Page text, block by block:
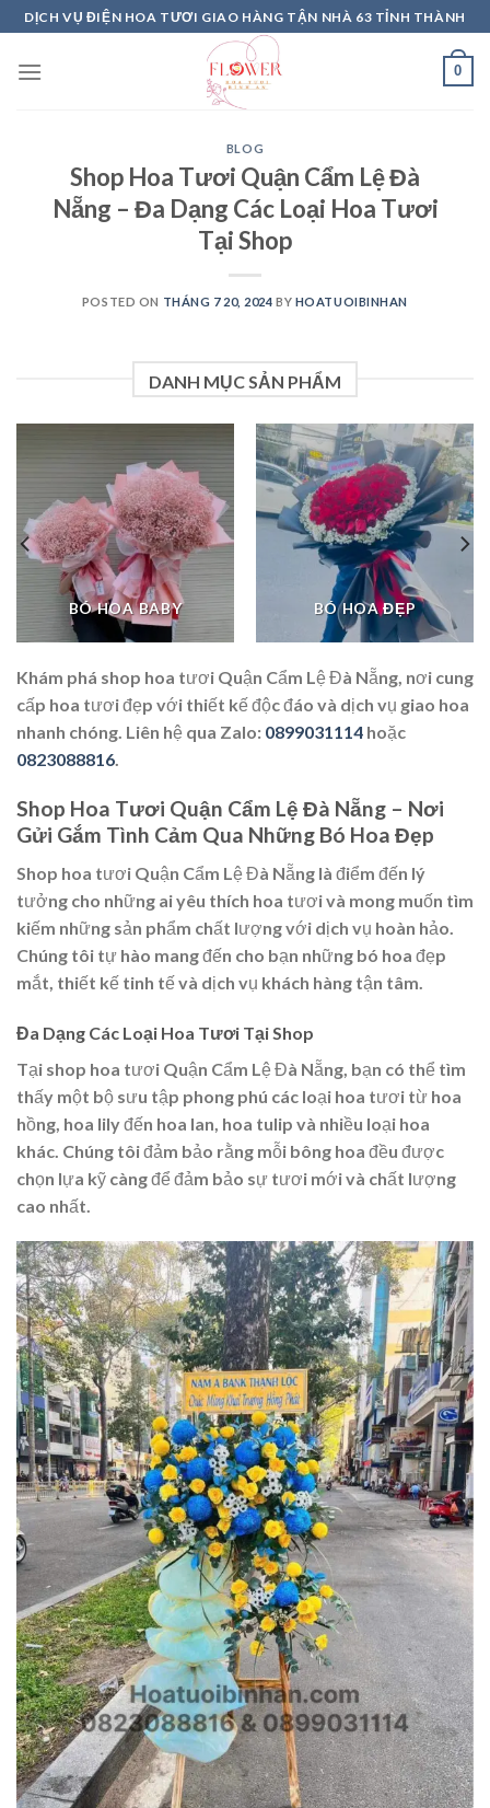
Skip
to
content
DỊCH VỤ ĐIỆN HOA TƯƠI GIAO HÀNG TẬN NHÀ 63 TỈNH THÀNH
0
BLOG
Shop Hoa Tươi Quận Cẩm Lệ Đà
Nẵng – Đa Dạng Các Loại Hoa Tươi
Tại Shop
POSTED ON THÁNG 7 20, 2024 BY HOATUOIBINHAN
DANH MỤC SẢN PHẨM
BÓ HOA BABY BÓ HOA ĐẸP
Khám phá shop hoa tươi Quận Cẩm Lệ Đà Nẵng, nơi cung
cấp hoa tươi đẹp với thiết kế độc đáo và dịch vụ giao hoa
nhanh chóng. Liên hệ qua Zalo: 0899031114 hoặc
0823088816.
Shop Hoa Tươi Quận Cẩm Lệ Đà Nẵng – Nơi
Gửi Gắm Tình Cảm Qua Những Bó Hoa Đẹp
Shop hoa tươi Quận Cẩm Lệ Đà Nẵng là điểm đến lý
tưởng cho những ai yêu thích hoa tươi và mong muốn tìm
kiếm những sản phẩm chất lượng với dịch vụ hoàn hảo.
Chúng tôi tự hào mang đến cho bạn những bó hoa đẹp
mắt, thiết kế tinh tế và dịch vụ khách hàng tận tâm.
Đa Dạng Các Loại Hoa Tươi Tại Shop
Tại shop hoa tươi Quận Cẩm Lệ Đà Nẵng, bạn có thể tìm
thấy một bộ sưu tập phong phú các loại hoa tươi từ hoa
hồng, hoa lily đến hoa lan, hoa tulip và nhiều loại hoa
khác. Chúng tôi đảm bảo rằng mỗi bông hoa đều được
chọn lựa kỹ càng để đảm bảo sự tươi mới và chất lượng
cao nhất.